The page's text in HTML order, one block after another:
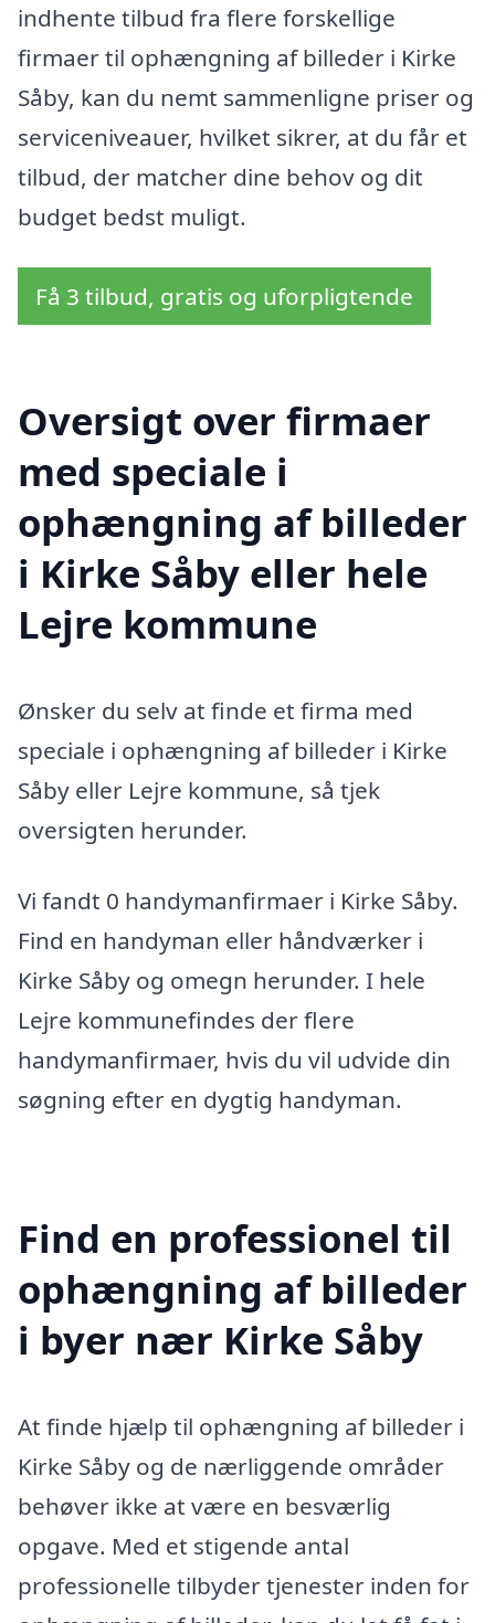
indhente tilbud fra flere forskellige
firmaer til ophængning af billeder i Kirke
Såby, kan du nemt sammenligne priser og
serviceniveauer, hvilket sikrer, at du får et
tilbud, der matcher dine behov og dit
budget bedst muligt.
Få 3 tilbud, gratis og uforpligtende
Oversigt over firmaer
med speciale i
ophængning af billeder
i Kirke Såby eller hele
Lejre kommune
Ønsker du selv at finde et firma med
speciale i ophængning af billeder i Kirke
Såby eller Lejre kommune, så tjek
oversigten herunder.
Vi fandt 0 handymanfirmaer i Kirke Såby.
Find en handyman eller håndværker i
Kirke Såby og omegn herunder. I hele
Lejre kommunefindes der flere
handymanfirmaer, hvis du vil udvide din
søgning efter en dygtig handyman.
Find en professionel til
ophængning af billeder
i byer nær Kirke Såby
At finde hjælp til ophængning af billeder i
Kirke Såby og de nærliggende områder
behøver ikke at være en besværlig
opgave. Med et stigende antal
professionelle tilbyder tjenester inden for